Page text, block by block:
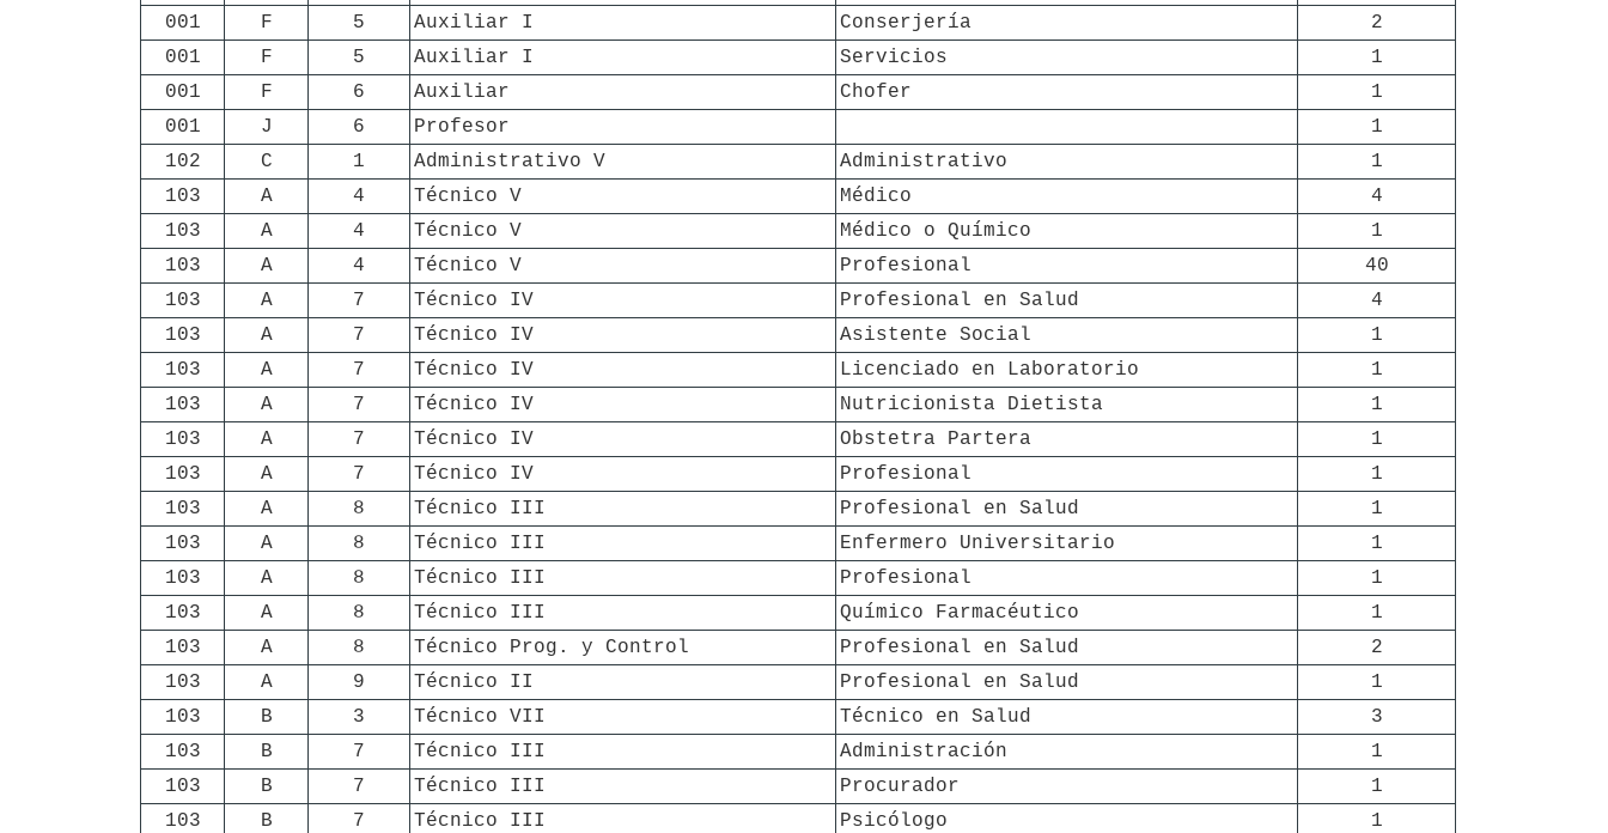
001
F 5 Auxiliar I Conserjería
2
001
F 5 Auxiliar I Servicios
1
001
F 6 Auxiliar Chofer
1
001
J 6 Profesor
1
102
C 1 Administrativo V Administrativo
1
103
A 4 Técnico V Médico
4
103
A 4 Técnico V Médico o Químico
1
103
A 4 Técnico V Profesional
40
103
A 7 Técnico IV Profesional en Salud
4
103
A 7 Técnico IV Asistente Social
1
103
A 7 Técnico IV Licenciado en Laboratorio
1
103
A 7 Técnico IV Nutricionista Dietista
1
103
A 7 Técnico IV Obstetra Partera
1
103
A 7 Técnico IV Profesional
1
103
A 8 Técnico III Profesional en Salud
1
103
A 8 Técnico III Enfermero Universitario
1
103
A 8 Técnico III Profesional
1
103
A 8 Técnico III Químico Farmacéutico
1
103
A 8 Técnico Prog. y Control Profesional en Salud
2
103
A 9 Técnico II Profesional en Salud
1
103
B 3 Técnico VII Técnico en Salud
3
103
B 7 Técnico III Administración
1
103
B 7 Técnico III Procurador
1
103
B 7 Técnico III Psicólogo
1